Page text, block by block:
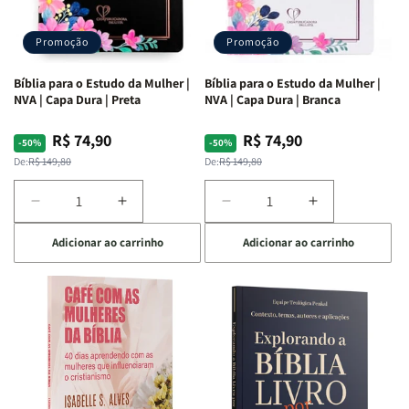
Promoção
Bíblia para o Estudo da Mulher |
NVA | Capa Dura | Preta
-50%
Preço
normal
De:R$ 149,80
Preço
promocional
R$ 74,90
Diminuir
a
quantidade
de
Bíblia
para
Estudo
da
Mulher
Aumentar
a
quantidade
de
Bíblia
para
o
Estudo
da
Mulher
|
Adicionar ao carrinho
Promoção
Bíblia para o Estudo da Mulher |
NVA | Capa Dura | Branca
-50%
Preço
normal
De:R$ 149,80
Preço
promocional
R$ 74,90
Diminuir
a
quantidade
de
Bíblia
o
Estudo
da
Mulher
Aumentar
a
quantidade
de
Bíblia
para
o
Estudo
Mulher
|
Adicionar ao carrinho